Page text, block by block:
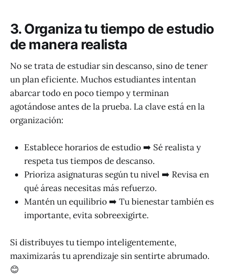
3. Organiza tu tiempo de estudio
de manera realista
No se trata de estudiar sin descanso, sino de tener
un plan eficiente. Muchos estudiantes intentan
abarcar todo en poco tiempo y terminan
agotándose antes de la prueba. La clave está en la
organización:
Establece horarios de estudio ➡️ Sé realista y
respeta tus tiempos de descanso.
Prioriza asignaturas según tu nivel ➡️ Revisa en
qué áreas necesitas más refuerzo.
Mantén un equilibrio ➡️ Tu bienestar también es
importante, evita sobreexigirte.
Si distribuyes tu tiempo inteligentemente,
maximizarás tu aprendizaje sin sentirte abrumado.
😊